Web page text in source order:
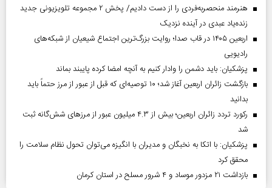
هنرمند منحصر‌به‌فردی را از دست دادیم/ پخش ۲ مجموعه تلویزیونی جدید
زنده‌یاد عبدی در آینده نزدیک
اربعین ۱۴۰۵ در قاب صدا؛ روایت بزرگ‌ترین اجتماع شیعیان از شبکه‌های
رادیویی
پزشکیان: باید دشمن را وادار کنیم به آنچه امضا کرده پایبند بماند
بازگشت زائران اربعین آغاز شد؛ ۱۰ توصیه‌ای که قبل از عبور از مرز حتماً باید
بدانید
رکورد تردد زائران اربعین؛ بیش از ۴.۳ میلیون عبور از مرزهای شش‌گانه ثبت
شد
پزشکیان: با اتکا به نخبگان و مدیران با انگیزه می‌توان تحول نظام سلامت را
محقق کرد
بازداشت ۲۱ مزدور موساد و ۴ شرور مسلح در استان کرمان